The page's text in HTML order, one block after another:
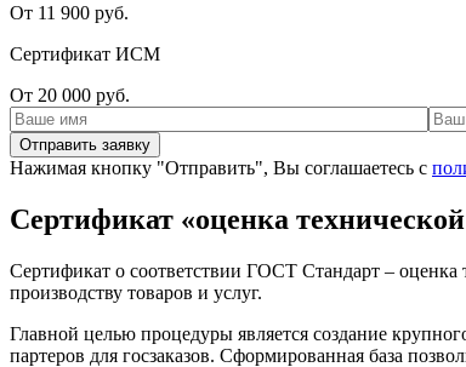
От 11 900 руб.
Сертификат ИСМ
От 20 000 руб.
Нажимая кнопку "Отправить", Вы соглашаетесь с
Сертификат «оценка
Сертификат о соответствии ГОСТ Стандарт – оценка
производству товаров и услуг.
Главной целью процедуры является создание
партеров для госзаказов. Сформированная база